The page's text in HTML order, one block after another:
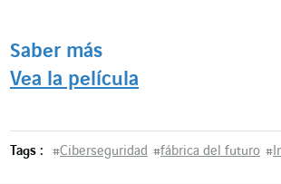
Saber más
Vea la película
Tags : #Ciberseguridad #fábrica del futuro #